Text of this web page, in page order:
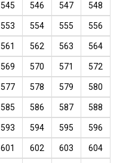
545 546 547 548
553 554 555 556
561 562 563 564
569 570 571 572
577 578 579 580
585 586 587 588
593 594 595 596
601 602 603 604